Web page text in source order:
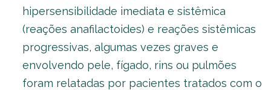
hipersensibilidade imediata e sistêmica
(reações anafilactoides) e reações sistêmicas
progressivas, algumas vezes graves e
envolvendo pele, fígado, rins ou pulmões
foram relatadas por pacientes tratados com o